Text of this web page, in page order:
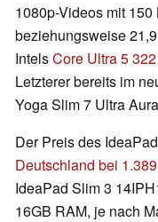
1080p-Videos mit
beziehungsweise
IntelsCore Ultra 5 322
Letzterer bereits im
Yoga Slim 7 Ultra
Der Preis des
Deutschland bei
IdeaPad Slim 3
16GB RAM, je nach